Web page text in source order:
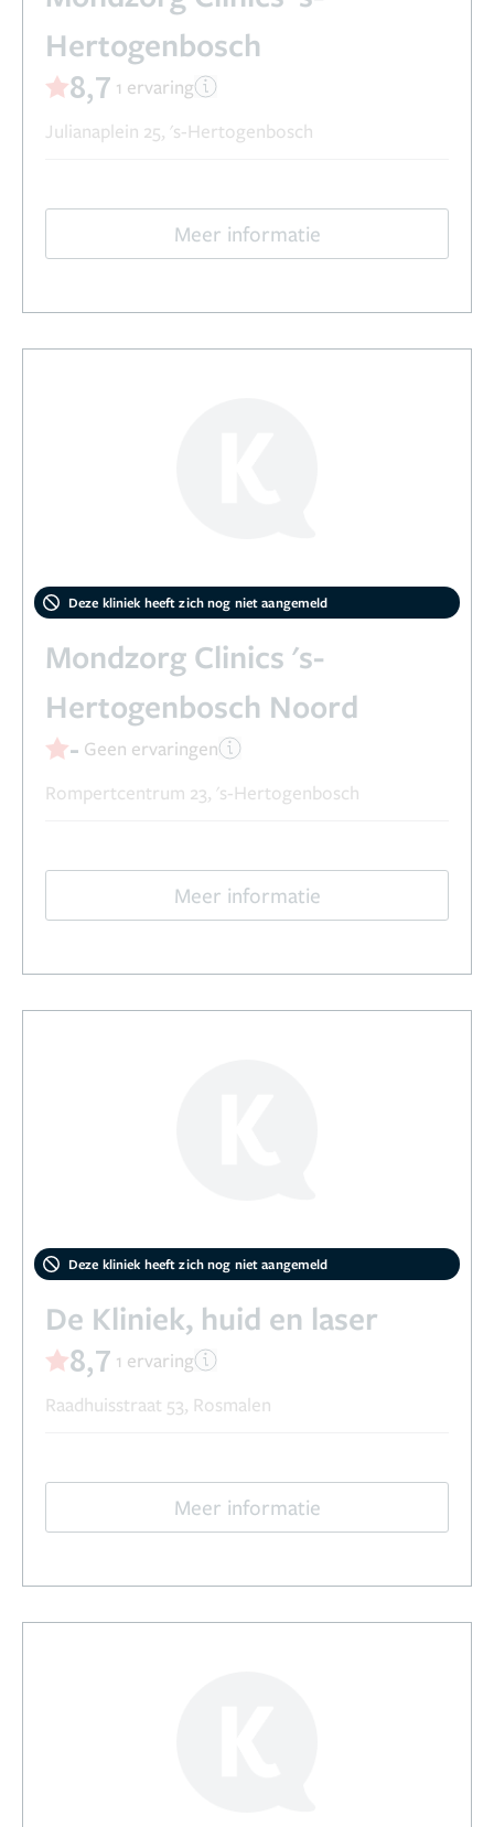
Hertogenbosch
8,7 1 ervaring
Julianaplein 25, 's-Hertogenbosch
Meer informatie
Deze kliniek heeft zich nog niet aangemeld
Mondzorg Clinics 's-
Hertogenbosch Noord
- Geen ervaringen
Rompertcentrum 23, 's-Hertogenbosch
Meer informatie
Deze kliniek heeft zich nog niet aangemeld
De Kliniek, huid en laser
8,7 1 ervaring
Raadhuisstraat 53, Rosmalen
Meer informatie